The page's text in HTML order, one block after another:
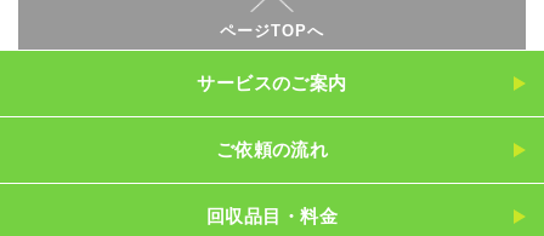
ページTOPへ
サービスのご案内
ご依頼の流れ
回収品目・料金